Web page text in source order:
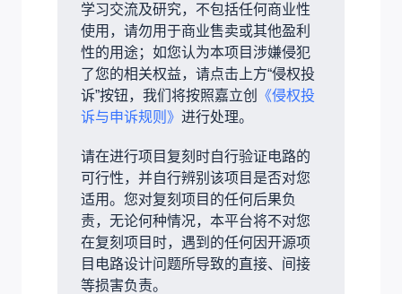
学习交流及研究，不包括任何商业性
使用，请勿用于商业售卖或其他盈利
性的用途；如您认为本项目涉嫌侵犯
了您的相关权益，请点击上方“侵权投
诉”按钮，我们将按照嘉立创
《侵权投
诉与申诉规则》 进行处理。
请在进行项目复刻时自行验证电路的
可行性，并自行辨别该项目是否对您
适用。您对复刻项目的任何后果负
责，无论何种情况，本平台将不对您
在复刻项目时，遇到的任何因开源项
目电路设计问题所导致的直接、间接
等损害负责。